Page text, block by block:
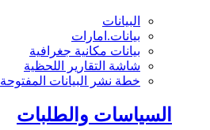
البيانات
بيانات.امارات
بيانات مكانية جغرافية
شاشة التقارير اللحظية
خطة نشر البيانات المفتوحة
السياسات والطلبات